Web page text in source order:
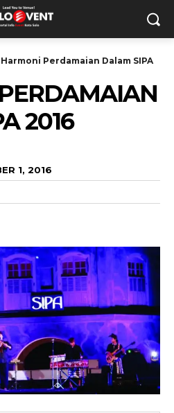
Harmoni Perdamaian Dalam SIPA
2016
1, 2016